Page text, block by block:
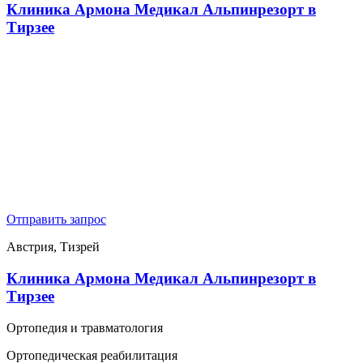
Клиника Армона Медикал Альпинрезорт в
Тирзее
Отправить запрос
Австрия, Тизрей
Клиника Армона Медикал Альпинрезорт в
Тирзее
Ортопедия и травматология
Ортопедическая реабилитация